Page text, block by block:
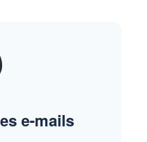
e-mails